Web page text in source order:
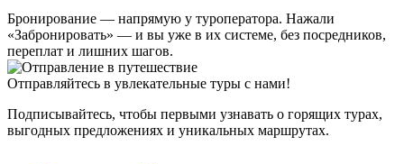
Бронирование — напрямую у туроператора. Нажали
«Забронировать» — и вы уже в их системе, без посредников,
переплат и лишних шагов.
Отправляйтесь в увлекательные туры с нами!
Подписывайтесь, чтобы первыми узнавать о горящих турах,
выгодных предложениях и уникальных маршрутах.